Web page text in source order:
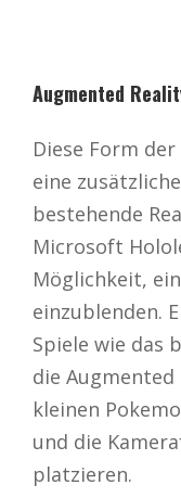
Augmented
Diese Form
eine
bestehende
Microsoft
Möglichkeit,
einzublenden.
Spiele wie das
die
kleinen
und die
platzieren.